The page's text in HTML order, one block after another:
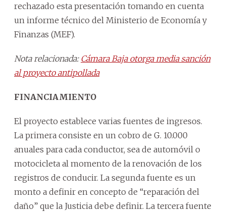
rechazado esta presentación tomando en cuenta
un informe técnico del Ministerio de Economía y
Finanzas (MEF).
Nota relacionada: Cámara Baja otorga media sanción
al proyecto antipollada
FINANCIAMIENTO
El proyecto establece varias fuentes de ingresos.
La primera consiste en un cobro de G. 10.000
anuales para cada conductor, sea de automóvil o
motocicleta al momento de la renovación de los
registros de conducir. La segunda fuente es un
monto a definir en concepto de “reparación del
daño” que la Justicia debe definir. La tercera fuente